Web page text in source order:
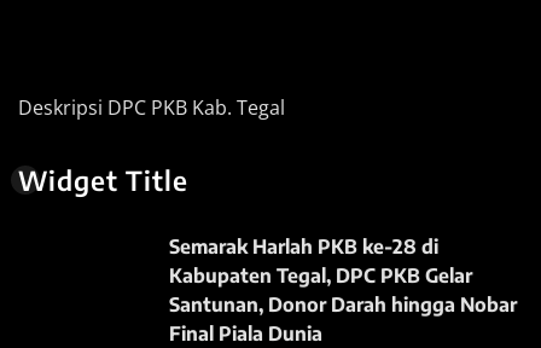
Deskripsi DPC PKB Kab. Tegal
Widget Title
Semarak Harlah PKB ke-28 di
Kabupaten Tegal, DPC PKB Gelar
Santunan, Donor Darah hingga Nobar
Final Piala Dunia